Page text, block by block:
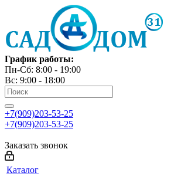
График работы:
Пн-Сб: 8:00 - 19:00
Вс: 9:00 - 18:00
+7(909)203-53-25
+7(909)203-53-25
Заказать звонок
Каталог